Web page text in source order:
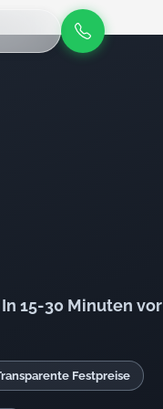
15-30 Minuten vor
Festpreise